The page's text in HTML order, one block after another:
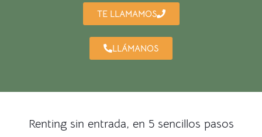
TE LLAMAMOS
LLÁMANOS
Renting sin entrada, en 5 sencillos pasos